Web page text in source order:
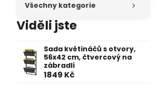
Všechny kategorie
Viděli jste
Sada květináčů s otvory,
56x42 cm, čtvercový na
zábradlí
1849 Kč